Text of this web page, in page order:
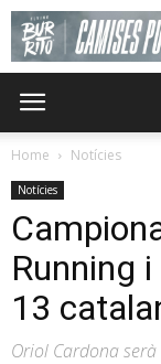
Home Notícies
Notícies
Running
13
Oriol Cardona